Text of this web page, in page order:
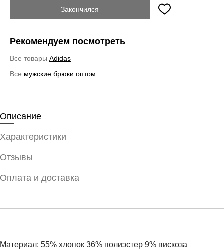
Закончился
Рекомендуем посмотреть
Все товары Adidas
Все мужские брюки оптом
Описание
Характеристики
Отзывы
Оплата и доставка
Материал: 55% хлопок 36% полиэстер 9% вискоза